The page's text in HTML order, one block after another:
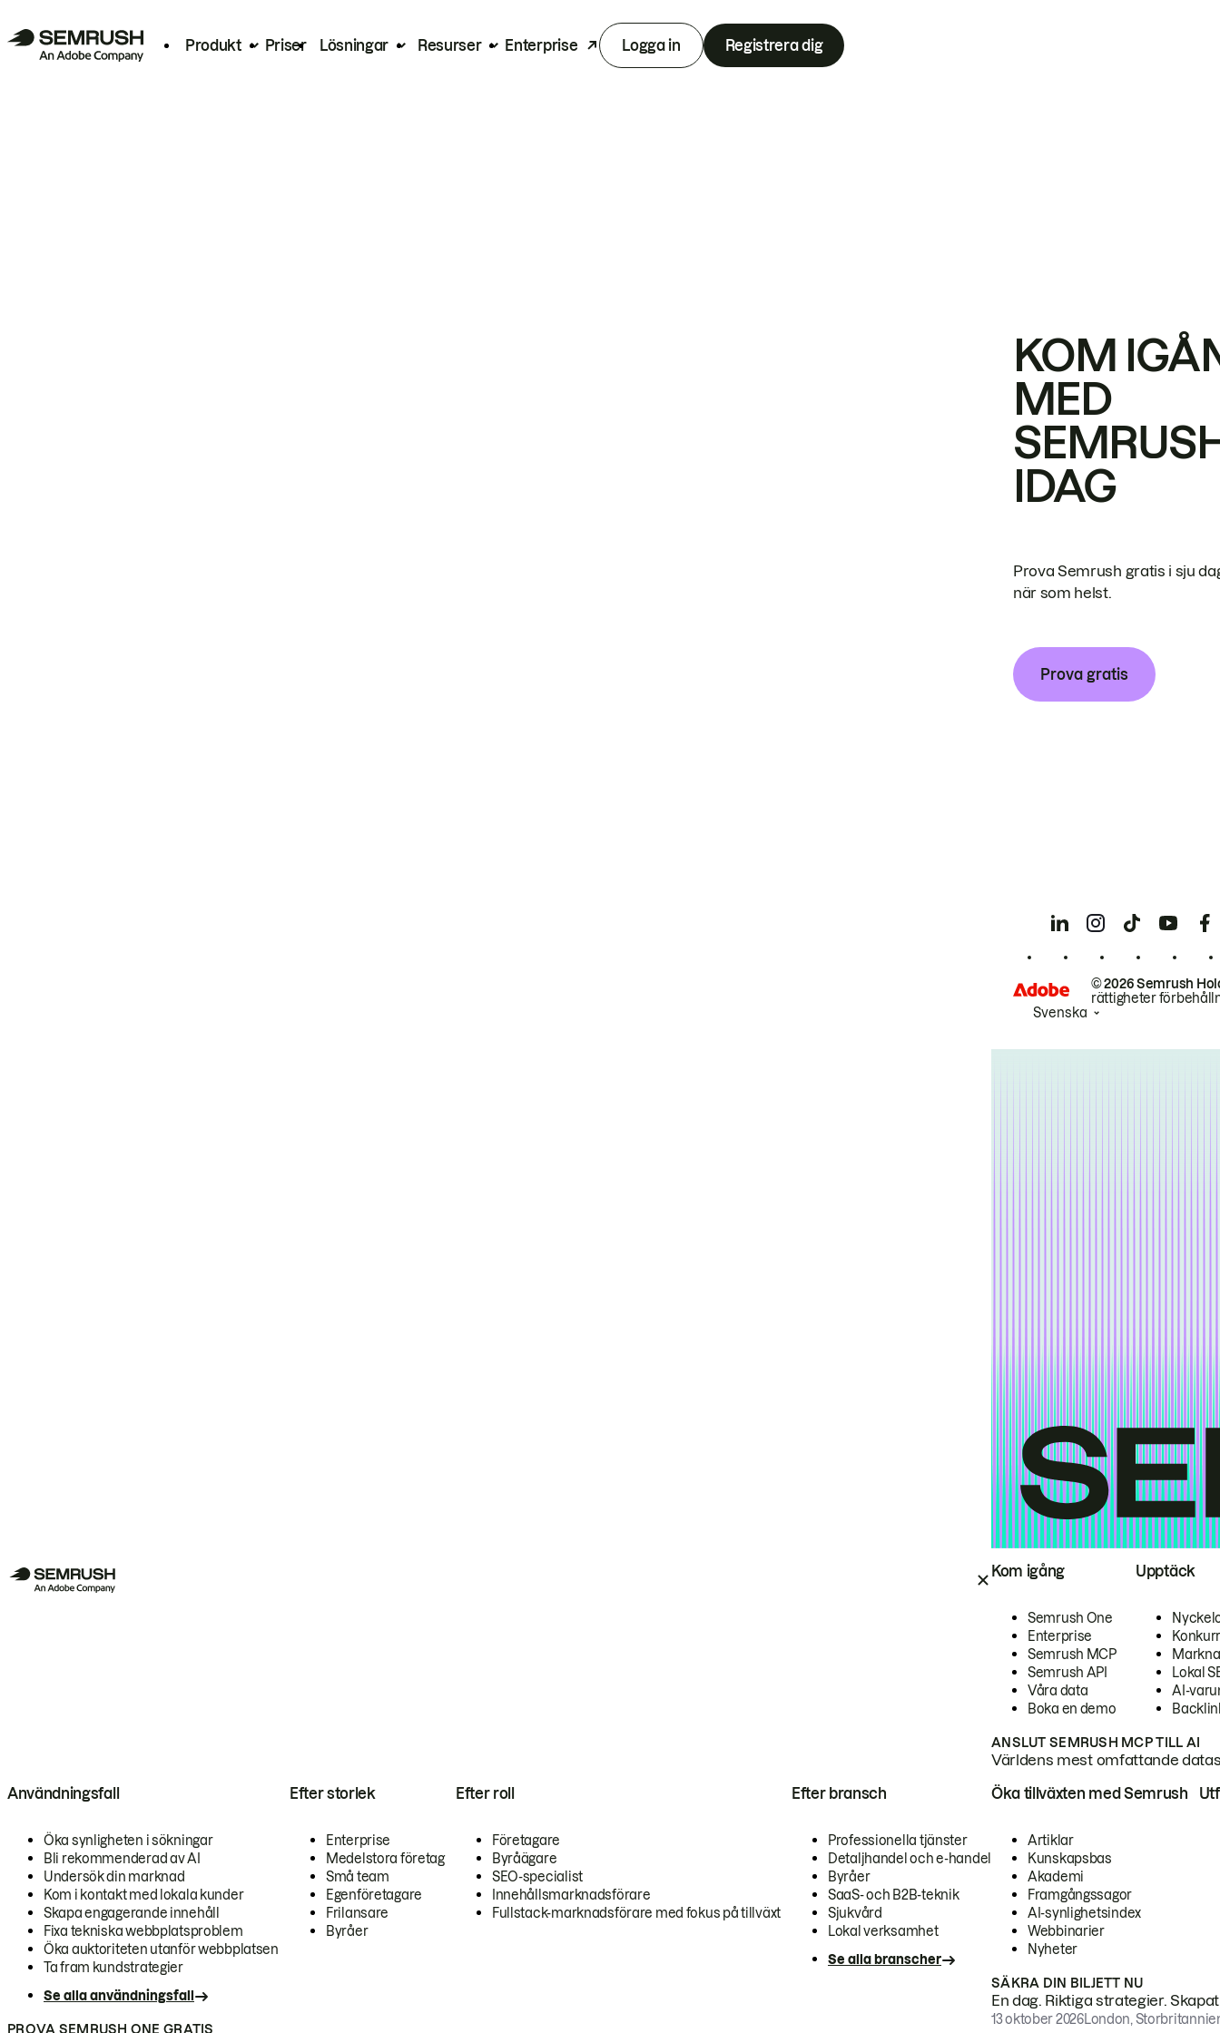
Produkt Priser Lösningar Resurser Enterprise Logga in Registrera dig
Kom igång
Semrush One
Enterprise
Semrush MCP
Semrush API
Våra data
Boka en demo
Upptäck
Lokal
AI-
ANSLUT SEMRUSH MCP TILL AI
Världens mest omfattande
Användningsfall
Öka synligheten i sökningar
Bli rekommenderad av AI
Undersök din marknad
Kom i kontakt med lokala kunder
Skapa engagerande innehåll
Fixa tekniska webbplatsproblem
Öka auktoriteten utanför webbplatsen
Ta fram kundstrategier
Se alla användningsfall
Efter storlek
Enterprise
Medelstora företag
Små team
Egenföretagare
Frilansare
Byråer
Efter roll
Företagare
Byråägare
SEO-specialist
Innehållsmarknadsförare
Fullstack-marknadsförare med fokus på tillväxt
Efter bransch
Professionella tjänster
Detaljhandel och e-handel
Byråer
SaaS- och B2B-teknik
Sjukvård
Lokal verksamhet
Se alla branscher
PROVA SEMRUSH ONE GRATIS
Öka tillväxten med Semrush
Artiklar
Kunskapsbas
Akademi
Framgångssagor
AI-synlighetsindex
Webbinarier
Nyheter
SÄKRA DIN BILJETT NU
En dag. Riktiga strategier.
13 oktober 2026London,
KOM
MED
IDAG
Prova Semrush gratis i sju
när som helst.
Prova gratis
© 2026 Semrush
rättigheter
Svenska